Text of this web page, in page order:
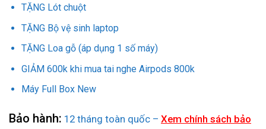
TẶNG Lót chuột
TẶNG Bộ vệ sinh laptop
TẶNG Loa gỗ (áp dụng 1 số máy)
GIẢM 600k khi mua tai nghe Airpods 800k
Máy Full Box New
Bảo hành: 12 tháng toàn quốc – Xem chính sách bảo